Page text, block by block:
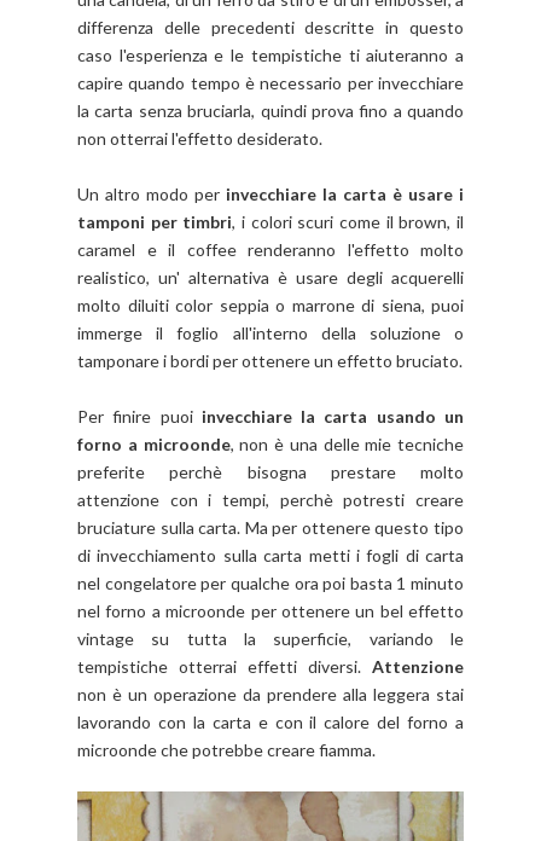
differenza delle precedenti descritte in questo
caso l'esperienza e le tempistiche ti aiuteranno a
capire quando tempo è necessario per invecchiare
la carta senza bruciarla, quindi prova fino a quando
non otterrai l'effetto desiderato.
Un altro modo per invecchiare la carta è usare i
tamponi per timbri, i colori scuri come il brown, il
caramel e il coffee renderanno l'effetto molto
realistico, un' alternativa è usare degli acquerelli
molto diluiti color seppia o marrone di siena, puoi
immerge il foglio all'interno della soluzione o
tamponare i bordi per ottenere un effetto bruciato.
Per finire puoi invecchiare la carta usando un
forno a microonde, non è una delle mie tecniche
preferite perchè bisogna prestare molto
attenzione con i tempi, perchè potresti creare
bruciature sulla carta. Ma per ottenere questo tipo
di invecchiamento sulla carta metti i fogli di carta
nel congelatore per qualche ora poi basta 1 minuto
nel forno a microonde per ottenere un bel effetto
vintage su tutta la superficie, variando le
tempistiche otterrai effetti diversi. Attenzione
non è un operazione da prendere alla leggera stai
lavorando con la carta e con il calore del forno a
microonde che potrebbe creare fiamma.